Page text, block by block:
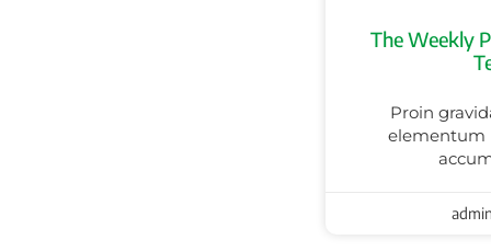
The Weekly
Proin
elementum